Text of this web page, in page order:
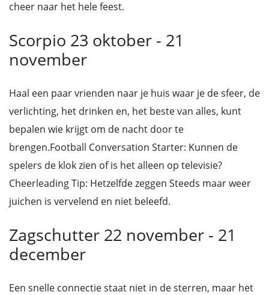
cheer naar het hele feest.
Scorpio 23 oktober - 21
november
Haal een paar vrienden naar je huis waar je de sfeer, de
verlichting, het drinken en, het beste van alles, kunt
bepalen wie krijgt om de nacht door te
brengen.Football Conversation Starter: Kunnen de
spelers de klok zien of is het alleen op televisie?
Cheerleading Tip: Hetzelfde zeggen Steeds maar weer
juichen is vervelend en niet beleefd.
Zagschutter 22 november - 21
december
Een snelle connectie staat niet in de sterren, maar het